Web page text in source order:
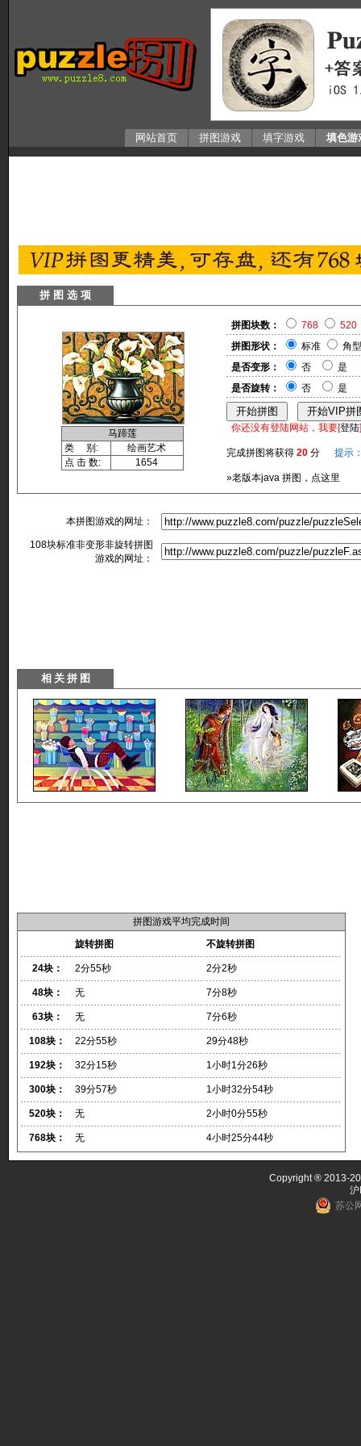
网站首页 拼图游戏 填字游戏 填色游
拼 图 选 项
马蹄莲
类 别:
绘画艺术
点 击 数:
1654
拼图块数： 768
520
拼图形状：
标准
角型
是否变形：
否
是
是否旋转：
否 是
你还没有登陆网站，我要[登陆
完成拼图将获得 20 分 提示
»老版本java 拼图，点这里
本拼图游戏的网址：
108块标准非变形非旋转拼图
游戏的网址：
拼图游戏平均完成时间
旋转拼图
不旋转拼图
24块： 2分55秒 2分2秒
48块： 无 7分8秒
63块： 无 7分6秒
108块： 22分55秒 29分48秒
192块： 32分15秒 1小时1分26秒
300块： 39分57秒 1小时32分54秒
520块： 无 2小时0分55秒
768块： 无 4小时25分44秒
Copyright ® 2013-
苏公